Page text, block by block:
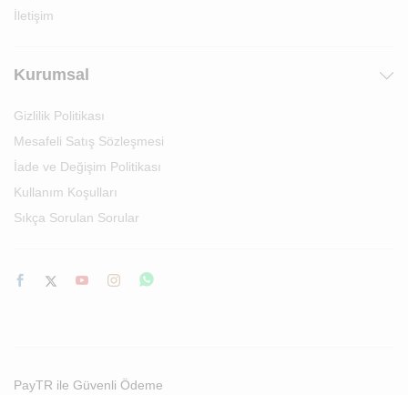
İletişim
Kurumsal
Gizlilik Politikası
Mesafeli Satış Sözleşmesi
İade ve Değişim Politikası
Kullanım Koşulları
Sıkça Sorulan Sorular
PayTR ile Güvenli Ödeme